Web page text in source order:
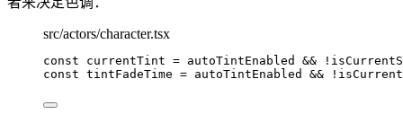
src/actors/character.tsx
const currentTint = autoTintEnabled && !
const tintFadeTime = autoTintEnabled && !